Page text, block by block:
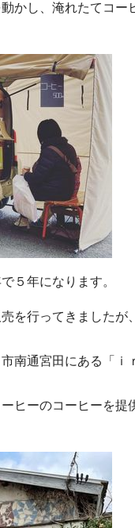
かし、淹れたてコー
５年になります。
を行ってきましたが
南通宮田にある「ｉ
ヒーのコーヒーを提